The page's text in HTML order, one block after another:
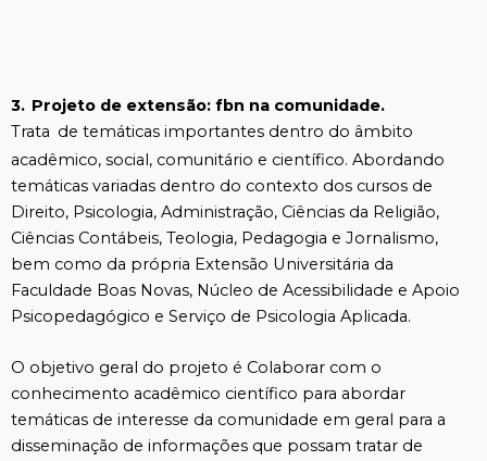
3. Projeto de extensão: fbn na comunidade.
Trata de temáticas importantes dentro do âmbito
acadêmico, social, comunitário e científico. Abordando
temáticas variadas dentro do contexto dos cursos de
Direito, Psicologia, Administração, Ciências da Religião,
Ciências Contábeis, Teologia, Pedagogia e Jornalismo,
bem como da própria Extensão Universitária da
Faculdade Boas Novas, Núcleo de Acessibilidade e Apoio
Psicopedagógico e Serviço de Psicologia Aplicada.
O objetivo geral do projeto é Colaborar com o
conhecimento acadêmico científico para abordar
temáticas de interesse da comunidade em geral para a
disseminação de informações que possam tratar de